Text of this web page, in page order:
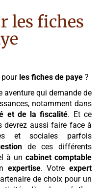
les fiches
pour les fiches de paye ?
aventure qui demande de
notamment dans
et de la fiscalité. Et ce
devrez aussi faire face à
et sociales parfois
de ces différents
à un cabinet comptable
expertise. Votre expert
de choix pour un